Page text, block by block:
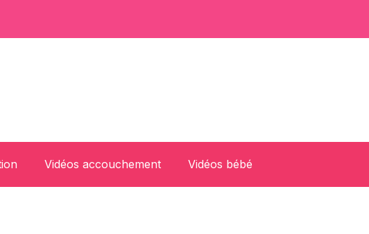
Vidéos accouchement Vidéos bébé